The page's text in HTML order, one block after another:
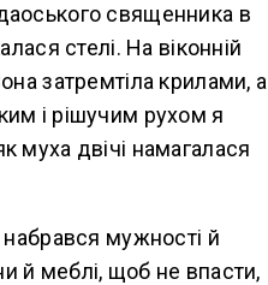
священника в
стелі. На віконній
затремтіла крилами, а
і рішучим рухом я
муха двічі намагалася
набрався мужності й
й меблі, щоб не впасти,